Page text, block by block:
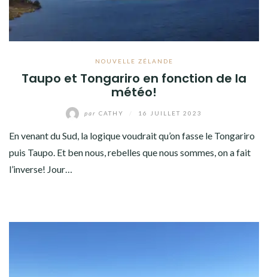
NOUVELLE ZÉLANDE
Taupo et Tongariro en fonction de la
météo!
par CATHY 16 JUILLET 2023
En venant du Sud, la logique voudrait qu’on fasse le Tongariro
puis Taupo. Et ben nous, rebelles que nous sommes, on a fait
l’inverse! Jour…